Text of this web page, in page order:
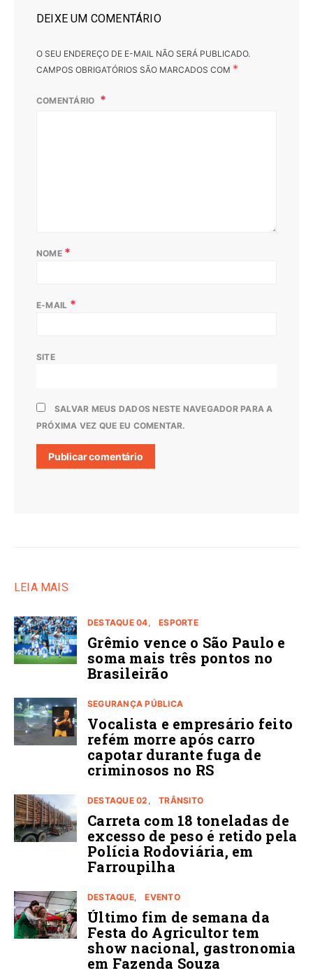
DEIXE UM COMENTÁRIO
O SEU ENDEREÇO DE E-MAIL NÃO SERÁ PUBLICADO.
CAMPOS OBRIGATÓRIOS SÃO MARCADOS COM *
COMENTÁRIO
NOME *
E-MAIL *
SITE
SALVAR MEUS DADOS NESTE NAVEGADOR PARA A
PRÓXIMA VEZ QUE EU COMENTAR.
LEIA MAIS
DESTAQUE 04 ESPORTE
Grêmio vence o São Paulo e
soma mais três pontos no
Brasileirão
SEGURANÇA PÚBLICA
Vocalista e empresário feito
refém morre após carro
capotar durante fuga de
criminosos no RS
DESTAQUE 02 TRÂNSITO
Carreta com 18 toneladas de
excesso de peso é retido pela
Polícia Rodoviária, em
Farroupilha
DESTAQUE EVENTO
Último fim de semana da
Festa do Agricultor tem
show nacional, gastronomia
em Fazenda Souza